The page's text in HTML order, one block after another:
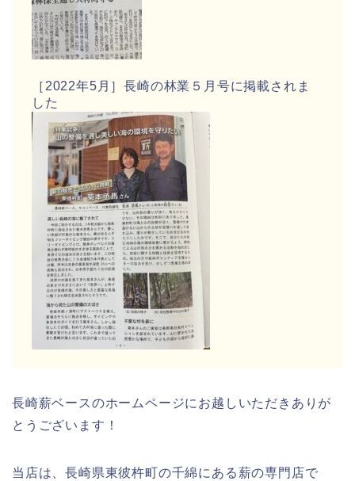
［2022年5月］長崎の林業５月号に掲載されま
した
長崎薪ベースのホームページにお越しいただきありが
とうございます！
当店は、長崎県東彼杵町の千綿にある薪の専門店で